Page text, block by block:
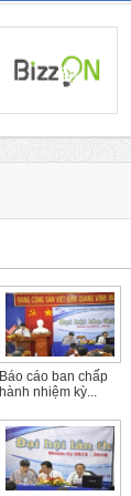
Báo cáo ban chấp
hành nhiệm kỳ...